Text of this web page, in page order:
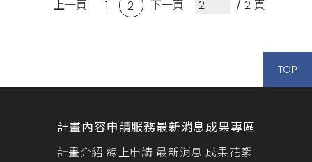
上一頁 1 2 下一頁 / 2 頁
TOP
計畫內容
計畫介紹
申請服務
線上申請
最新消息
最新消息
成果專區
成果花絮